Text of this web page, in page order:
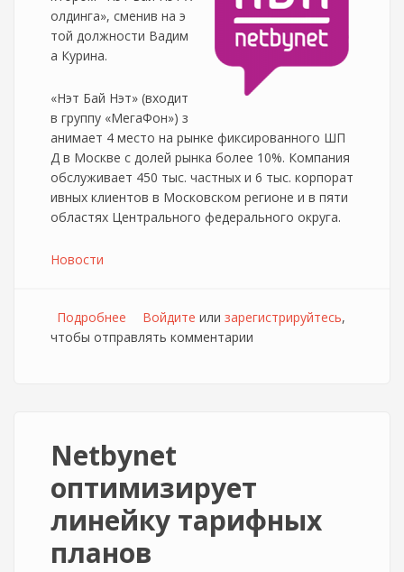
олдинга», сменив на э
той должности Вадим
а Курина.
«Нэт Бай Нэт» (входит
в группу «МегаФон») з
анимает 4 место на рынке фиксированного ШП
Д в Москве с долей рынка более 10%. Компания
обслуживает 450 тыс. частных и 6 тыс. корпорат
ивных клиентов в Московском регионе и в пяти
областях Центрального федерального округа.
Новости
Подробнее о Бывший глава Puzzle возглавил NetbyNet
Войдите или зарегистрируйтесь,
чтобы отправлять комментарии
Netbynet
оптимизирует
линейку тарифных
планов